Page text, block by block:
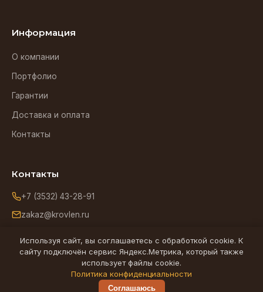
Информация
О компании
Портфолио
Гарантии
Доставка и оплата
Контакты
Контакты
+7 (3532) 43-28-91
zakaz@krovlen.ru
Ищем надёжного подрядчика по кровельным работам в
partner@krovlen.ru
Используя сайт, вы соглашаетесь с обработкой cookie. К
сайту подключён сервис Яндекс.Метрика, который также
использует файлы cookie.
Политика конфиденциальности
Соглашаюсь